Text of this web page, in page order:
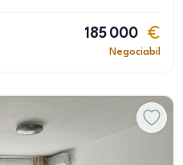
185 000
Negociabil